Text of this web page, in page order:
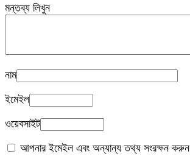
মন্তব্য লিখুন
নাম
ইমেইল
ওয়েবসাইট
আপনার ইমেইল এবং অন্যান্য তথ্য সংরক্ষন করুন